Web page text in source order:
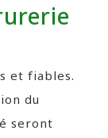
et fiables.
du
seront